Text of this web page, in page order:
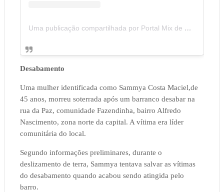
Uma publicação compartilhada por Portal Mix de Notícias (@portalmixdenoticias)
Desabamento
Uma mulher identificada como Sammya Costa Maciel,de
45 anos, morreu soterrada após um barranco desabar na
rua da Paz, comunidade Fazendinha, bairro Alfredo
Nascimento, zona norte da capital. A vítima era líder
comunitária do local.
Segundo informações preliminares, durante o
deslizamento de terra, Sammya tentava salvar as vítimas
do desabamento quando acabou sendo atingida pelo
barro.